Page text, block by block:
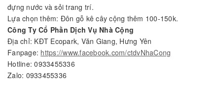
đựng nước và sỏi trang trí.
Lựa chọn thêm: Đôn gỗ kê cây cộng thêm 100-150k.
Công Ty Cổ Phần Dịch Vụ Nhà Cộng
Địa chỉ: KĐT Ecopark, Văn Giang, Hưng Yên
Fanpage: https://www.facebook.com/ctdvNhaCong
Hotline: 0933455336
Zalo: 0933455336